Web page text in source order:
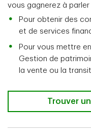
vous gagnerez à
Pour obtenir des
et de services
Pour vous mettre
Gestion de
la vente ou la
Trouver